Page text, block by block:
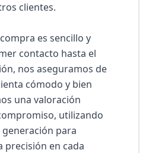
clientes.
es sencillo y
contacto hasta el
nos aseguramos de
cómodo y bien
una valoración
utilizando
para
precisión en cada